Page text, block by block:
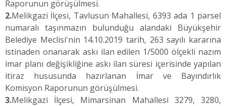
Raporunun görüşülmesi.
2.Melikgazi İlçesi, Tavlusun Mahallesi, 6393 ada 1 parsel
numaralı taşınmazın bulunduğu alandaki Büyükşehir
Belediye Meclisi'nin 14.10.2019 tarih, 263 sayılı kararına
istinaden onanarak askı ilan edilen 1/5000 ölçekli nazım
imar planı değişikliğine askı ilan süresi içerisinde yapılan
itiraz hususunda hazırlanan İmar ve Bayındırlık
Komisyon Raporunun görüşülmesi.
3.Melikgazi İlçesi, Mimarsinan Mahallesi 3279, 3280,